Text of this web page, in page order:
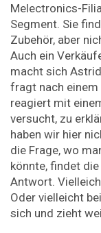
Melectronics-
Segment. Sie
Zubehör, aber
Auch ein
macht sich
fragt nach einem
reagiert mit
versucht, zu
haben wir hier
die Frage, wo
könnte, findet
Antwort.
Oder vielleicht
sich und zieht